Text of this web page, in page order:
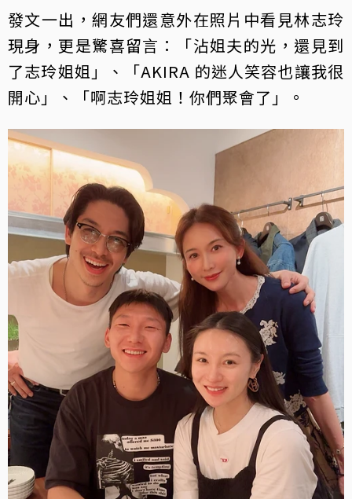
發文一出，網友們還意外在照片中看見林志玲
現身，更是驚喜留言：「沾姐夫的光，還見到
了志玲姐姐」、「AKIRA 的迷人笑容也讓我很
開心」、「啊志玲姐姐！你們聚會了」。